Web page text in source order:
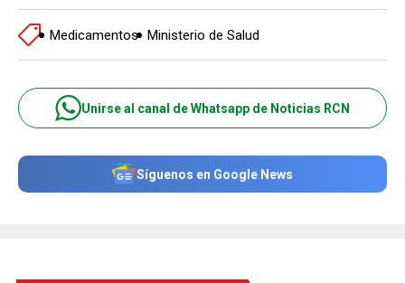
Medicamentos Ministerio de Salud
Unirse al canal de Whatsapp de Noticias RCN
Síguenos en Google News